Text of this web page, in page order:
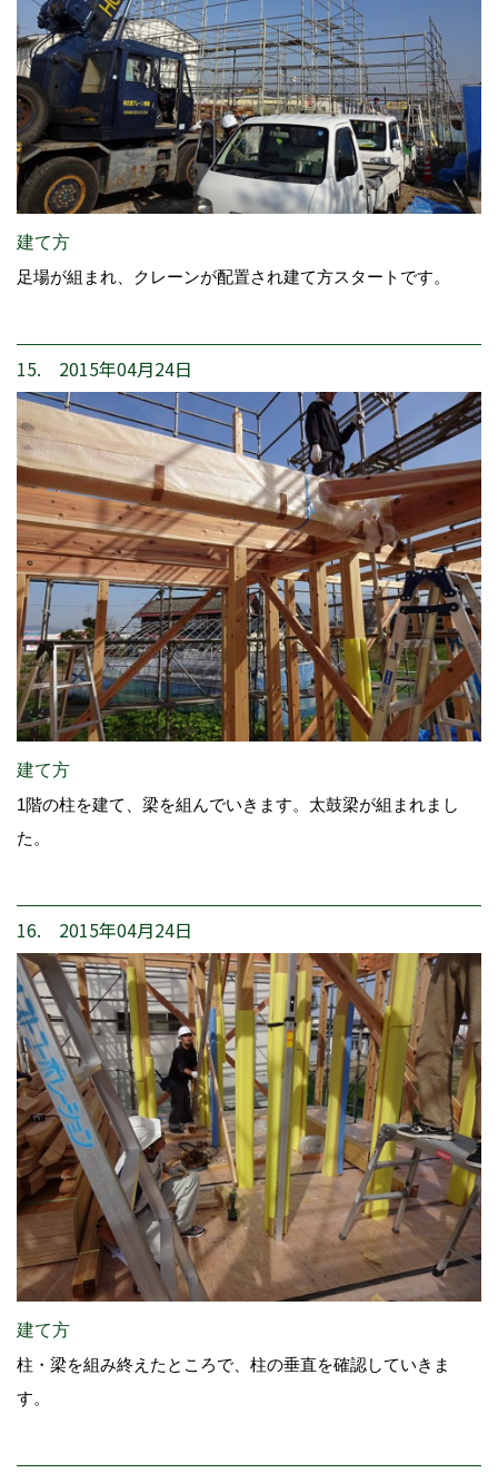
建て方
足場が組まれ、クレーンが配置され建て方スタートです。
15. 2015年04月24日
建て方
1階の柱を建て、梁を組んでいきます。太鼓梁が組まれまし
た。
16. 2015年04月24日
建て方
柱・梁を組み終えたところで、柱の垂直を確認していきま
す。